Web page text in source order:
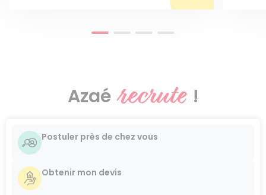
Azaé recrute !
Postuler près de chez vous
Obtenir mon devis